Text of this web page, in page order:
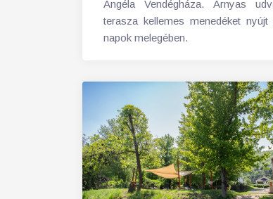
Angéla Vendégháza. Árnyas
terasza kellemes menedéket
napok melegében.